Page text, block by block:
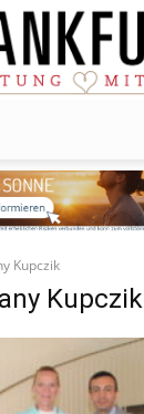
Kupczik
Kupczik